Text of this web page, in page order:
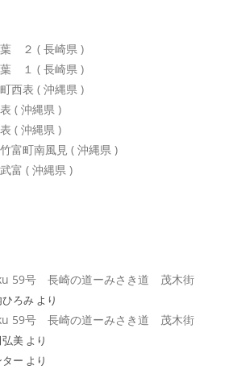
葉 ２ ( 長崎県 )
葉 １ ( 長崎県 )
表 ( 沖縄県 )
( 沖縄県 )
( 沖縄県 )
町南風見 ( 沖縄県 )
( 沖縄県 )
59号 長崎の道ーみさき道 茂木街
ひろみ より
59号 長崎の道ーみさき道 茂木街
美 より
ー より